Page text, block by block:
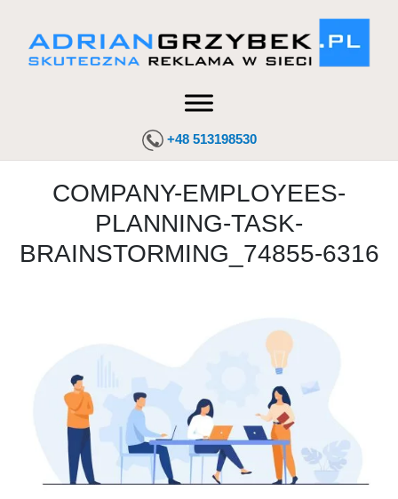
+48 513198530
COMPANY-EMPLOYEES-
PLANNING-TASK-
BRAINSTORMING_74855-6316